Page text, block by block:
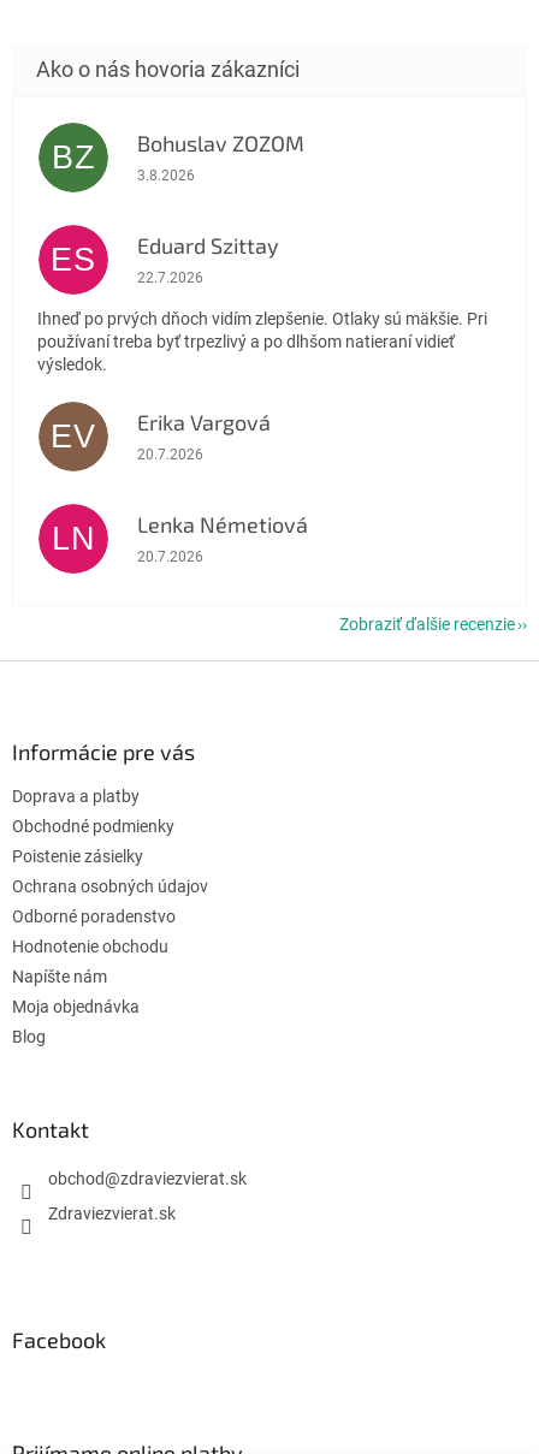
BZ Bohuslav ZOZOM
Hodnotenie obchodu je 5 z 5 hviezdičiek.
3.8.2026
ES Eduard Szittay
Hodnotenie obchodu je 5 z 5 hviezdičiek.
22.7.2026
Ihneď po prvých dňoch vidím zlepšenie. Otlaky sú mäkšie. Pri
používaní treba byť trpezlivý a po dlhšom natieraní vidieť
výsledok.
EV Erika Vargová
Hodnotenie obchodu je 5 z 5 hviezdičiek.
20.7.2026
LN Lenka Németiová
Hodnotenie obchodu je 5 z 5 hviezdičiek.
20.7.2026
Zobraziť ďalšie recenzie
Informácie pre vás
Doprava a platby
Obchodné podmienky
Poistenie zásielky
Ochrana osobných údajov
Odborné poradenstvo
Hodnotenie obchodu
Napíšte nám
Moja objednávka
Blog
Kontakt
obchod@zdraviezvierat.sk
Zdraviezvierat.sk
Facebook